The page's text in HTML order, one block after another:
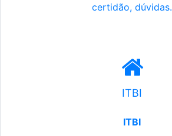
certidão, dúvidas.
ITBI
ITBI